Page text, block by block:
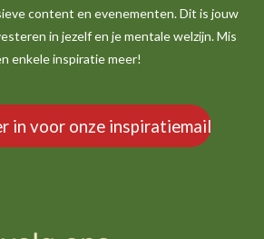
content en evenementen. Dit is jouw
in jezelf en je mentale welzijn. Mis
enkele inspiratie meer!
in voor onze inspiratiemail